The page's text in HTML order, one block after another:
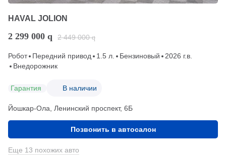
HAVAL JOLION
2 299 000 q 2 449 000 q
Робот Передний привод 1.5 л. Бензиновый
2026 г.в.
Внедорожник
Гарантия В наличии
Йошкар-Ола, Ленинский проспект, 6Б
Позвонить в автосалон
Еще 13 похожих авто